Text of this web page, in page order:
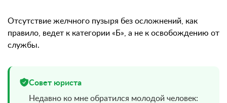
Отсутствие желчного пузыря без осложнений, как
правило, ведет к категории «Б», а не к освобождению от
службы.
Совет юриста
Недавно ко мне обратился молодой человек: